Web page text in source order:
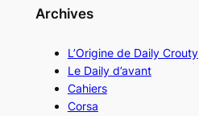
Archives
L’Origine de Daily Crouty
Le Daily d’avant
Cahiers
Corsa